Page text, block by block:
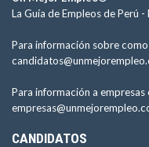
La Guía de Empleos de Perú -
Para información sobre
Para información a empresas
CANDIDATOS